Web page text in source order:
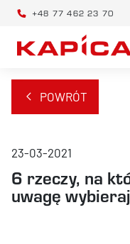
+48 77 462 23 70
POWRÓT
23-03-2021
6 rzeczy, na
uwagę